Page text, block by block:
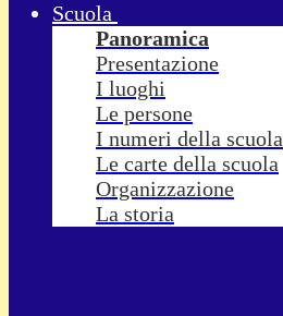
Scuola
Panoramica
Presentazione
I luoghi
Le persone
I numeri della scuola
Le carte della scuola
Organizzazione
La storia